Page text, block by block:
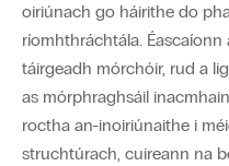
oiriúnach go háirithe do
ríomhthráchtála.
táirgeadh mórchóir, rud a
as mórphraghsáil
roctha an-inoiriúnaithe i
struchtúrach, cuireann na